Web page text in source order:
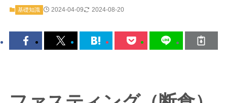
基礎知識 2024-04-09 2024-08-20